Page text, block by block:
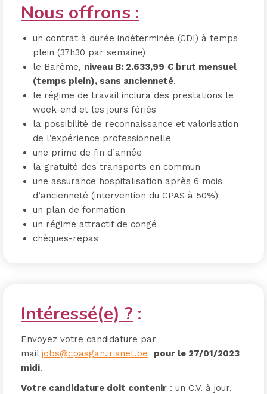
Nous offrons :
un contrat à durée indéterminée (CDI) à temps
plein (37h30 par semaine)
le Barème, niveau B: 2.633,99 € brut mensuel
(temps plein), sans ancienneté.
le régime de travail inclura des prestations le
week-end et les jours fériés
la possibilité de reconnaissance et valorisation
de l’expérience professionnelle
une prime de fin d’année
la gratuité des transports en commun
une assurance hospitalisation après 6 mois
d’ancienneté (intervention du CPAS à 50%)
un plan de formation
un régime attractif de congé
chèques-repas
Intéressé(e) ? :
Envoyez votre candidature par
mail jobs@cpasgan.irisnet.be
pour le 27/01/2023
midi.
Votre candidature doit contenir : un C.V. à jour,